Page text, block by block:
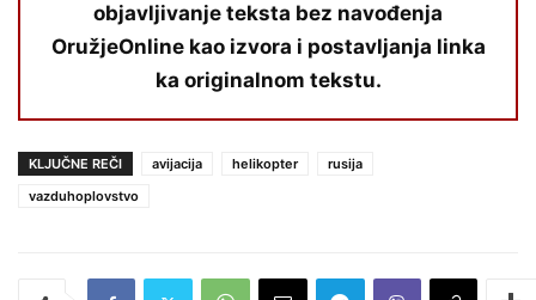
objavljivanje teksta bez navođenja
OružjeOnline kao izvora i postavljanja linka
ka originalnom tekstu.
KLJUČNE REČI avijacija helikopter
rusija
vazduhoplovstvo